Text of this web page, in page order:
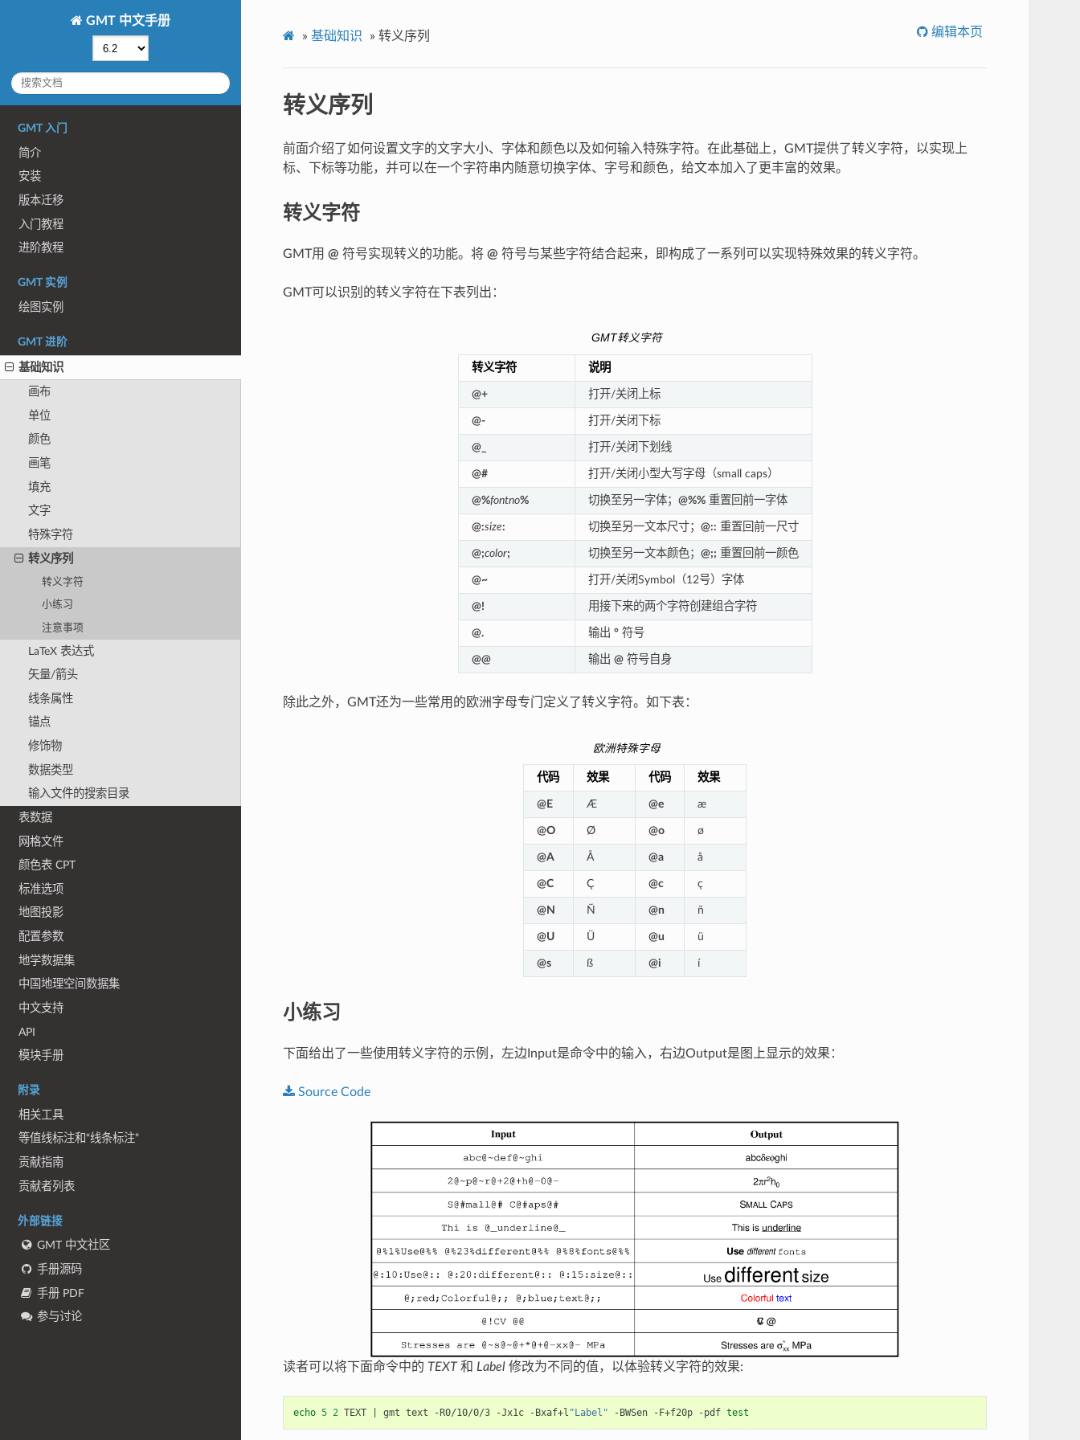
GMT 中文手册
GMT 入门
简介
安装
版本迁移
入门教程
进阶教程
GMT 实例
绘图实例
GMT 进阶
基础知识
画布
单位
颜色
画笔
填充
文字
特殊字符
转义序列
转义字符
小练习
注意事项
LaTeX 表达式
矢量/箭头
线条属性
锚点
修饰物
数据类型
输入文件的搜索目录
表数据
网格文件
颜色表 CPT
标准选项
地图投影
配置参数
地学数据集
中国地理空间数据集
中文支持
API
模块手册
附录
相关工具
等值线标注和“线条标注”
贡献指南
贡献者列表
外部链接
GMT 中文社区
手册源码
手册 PDF
参与讨论
» 基础知识 » 转义序列 编辑本页
转义序列
前面介绍了如何设置文字的文字大小、字体和颜色以及如何输入特殊字符。在此基础上，GMT提供了转义字符，以实现上
标、下标等功能，并可以在一个字符串内随意切换字体、字号和颜色，给文本加入了更丰富的效果。
转义字符
GMT用 @ 符号实现转义的功能。将 @ 符号与某些字符结合起来，即构成了一系列可以实现特殊效果的转义字符。
GMT可以识别的转义字符在下表列出：
GMT转义字符
转义字符 说明
@+ 打开/关闭上标
@- 打开/关闭下标
@_ 打开/关闭下划线
@# 打开/关闭小型大写字母（small caps）
@%fontno% 切换至另一字体； @%%重置回前一字体
@:size: 切换至另一文本尺寸； @:: 重置回前一尺寸
@;color; 切换至另一文本颜色； @;; 重置回前一颜色
@~ 打开/关闭Symbol（12号）字体
@! 用接下来的两个字符创建组合字符
@. 输出 °符号
@@ 输出 @符号自身
除此之外，GMT还为一些常用的欧洲字母专门定义了转义字符。如下表：
欧洲特殊字母
代码 效果 代码 效果
@E Æ @e æ
@O Ø @o ø
@A Å @a å
@C Ç @c ç
@N Ñ @n ñ
@U Ü @u ü
@s ß @i í
小练习
下面给出了一些使用转义字符的示例，左边Input是命令中的输入，右边Output是图上显示的效果：
Source Code
读者可以将下面命令中的 TEXT和 Label修改为不同的值，以体验转义字符的效果:
echo 5 2 TEXT gmt text -R0/10/0/3 -Jx1c -Bxaf+l "Label" -BWSen -F+f20p -pdf test